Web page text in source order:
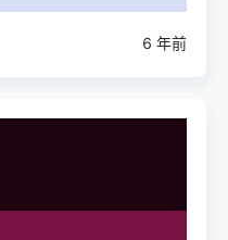
6 年前